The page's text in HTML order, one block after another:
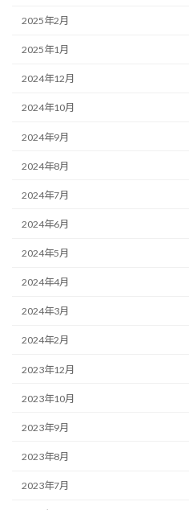
2025年2月
2025年1月
2024年12月
2024年10月
2024年9月
2024年8月
2024年7月
2024年6月
2024年5月
2024年4月
2024年3月
2024年2月
2023年12月
2023年10月
2023年9月
2023年8月
2023年7月